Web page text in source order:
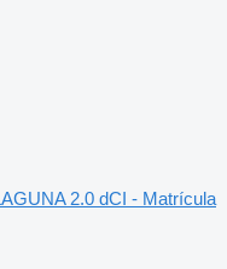
2.0 dCI - Matrícula